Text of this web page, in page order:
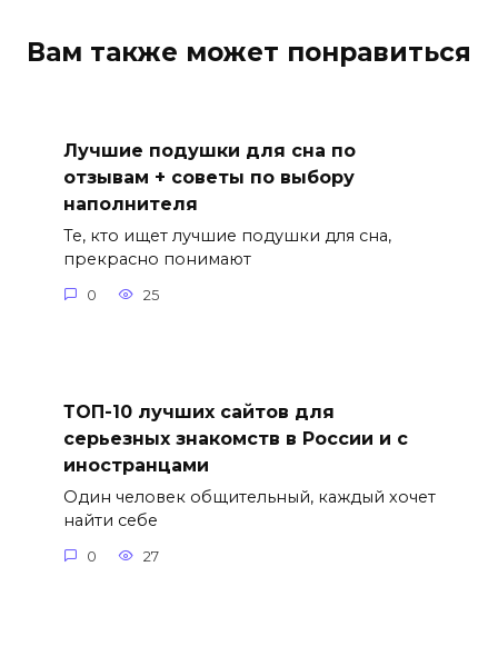
Вам также может понравиться
Лучшие подушки для сна по
отзывам + советы по выбору
наполнителя
Те, кто ищет лучшие подушки для сна,
прекрасно понимают
0 25
ТОП-10 лучших сайтов для
серьезных знакомств в России и с
иностранцами
Один человек общительный, каждый хочет
найти себе
0 27